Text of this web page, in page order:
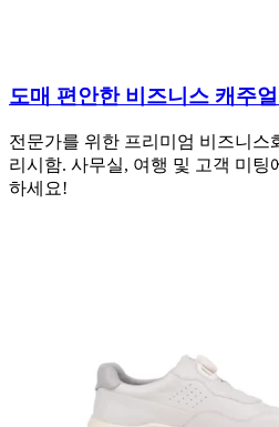
도매 편안한 비즈니스 캐주
전문가를 위한 프리미엄 비즈니스
리시함. 사무실, 여행 및 고객 미팅
하세요!